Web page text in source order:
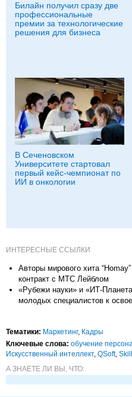
Билайн получил сразу две
профессиональные
премии за технологические
решения для бизнеса
В Сеченовском
Университете стартовал
первый кейс-чемпионат по
ИИ в онкологии
ИНТЕРЕСНЫЕ ССЫЛКИ
Авторы мирового хита
контракт с МТС Лейблом
«Рубежи науки» и «ИТ-
молодых специалистов к
Тематики: Маркетинг, Кадры
Ключевые слова: обучение
Искусственный интеллект, QSoft,
А ЗНАЕТЕ ЛИ ВЫ, ЧТО: